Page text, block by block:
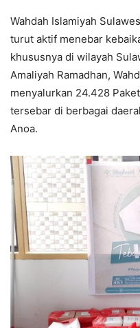
Wahdah Islamiyah
turut aktif menebar
khususnya di wilayah
Amaliyah Ramadhan,
menyalurkan 24.428
tersebar di berbagai
Anoa.